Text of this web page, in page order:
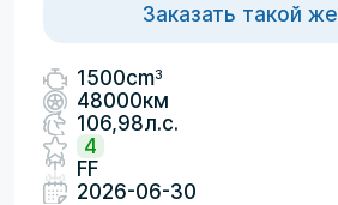
Заказать такой же
1500cm3
48000км
106,98л.с.
4
FF
2026-06-30